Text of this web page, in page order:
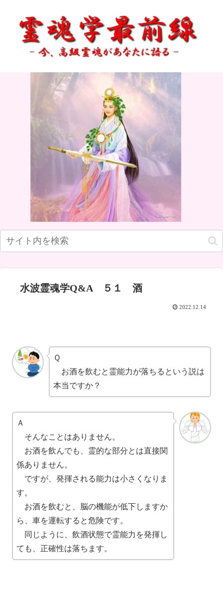
水波霊魂学Q&A ５１ 酒
2022.12.14
Ｑ
お酒を飲むと霊能力が落ちるという説は
本当ですか？
Ａ
そんなことはありません。
お酒を飲んでも、霊的な部分とは直接関
係ありません。
ですが、発揮される能力は小さくなりま
す。
お酒を飲むと、脳の機能が低下しますか
ら、車を運転すると危険です。
同じように、飲酒状態で霊能力を発揮し
ても、正確性は落ちます。